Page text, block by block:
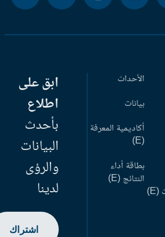
الأحداث
بيانات
أكاديمية المعرفة
بطاقة أداء
النتائج (E)
ابق على
اطلاع
بأحدث
البيانات
والرؤى
لدينا
اشتراك